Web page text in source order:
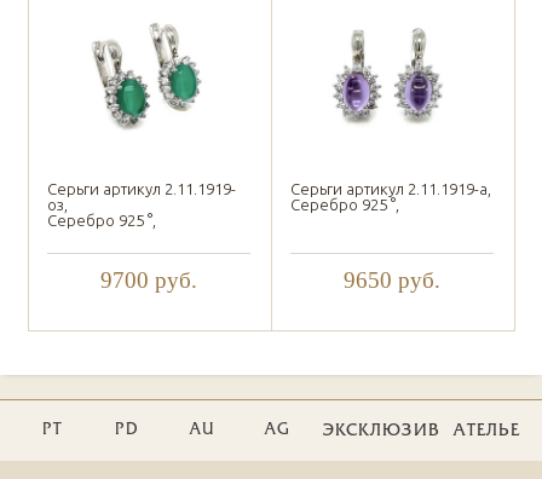
Серьги артикул 2.11.1919-
оз,
Серебро 925 °,
9700 руб.
Серьги артикул 2.11.1919-а,
Серебро 925 °,
9650 руб.
PT PD AU AG ЭКСКЛЮЗИВ АТЕЛЬЕ